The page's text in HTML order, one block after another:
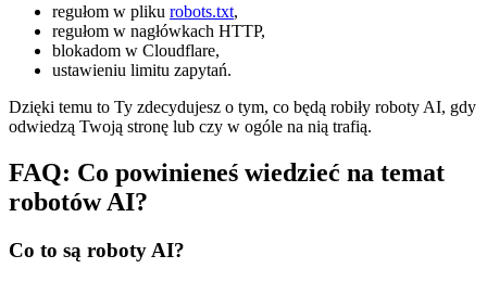
regułom w pliku robots.txt,
regułom w nagłówkach HTTP,
blokadom w Cloudflare,
ustawieniu limitu zapytań.
Dzięki temu to Ty zdecydujesz o tym, co będą robiły roboty AI, gdy
odwiedzą Twoją stronę lub czy w ogóle na nią trafią.
FAQ: Co powinieneś wiedzieć na temat
robotów AI?
Co to są roboty AI?